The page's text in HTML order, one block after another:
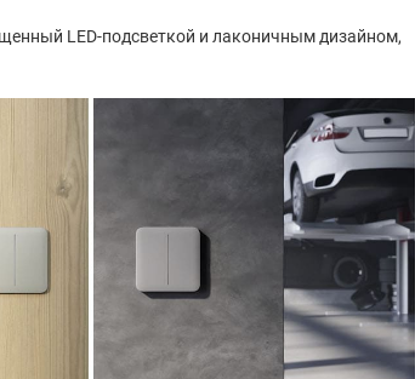
LED-подсветкой и лаконичным дизайном,